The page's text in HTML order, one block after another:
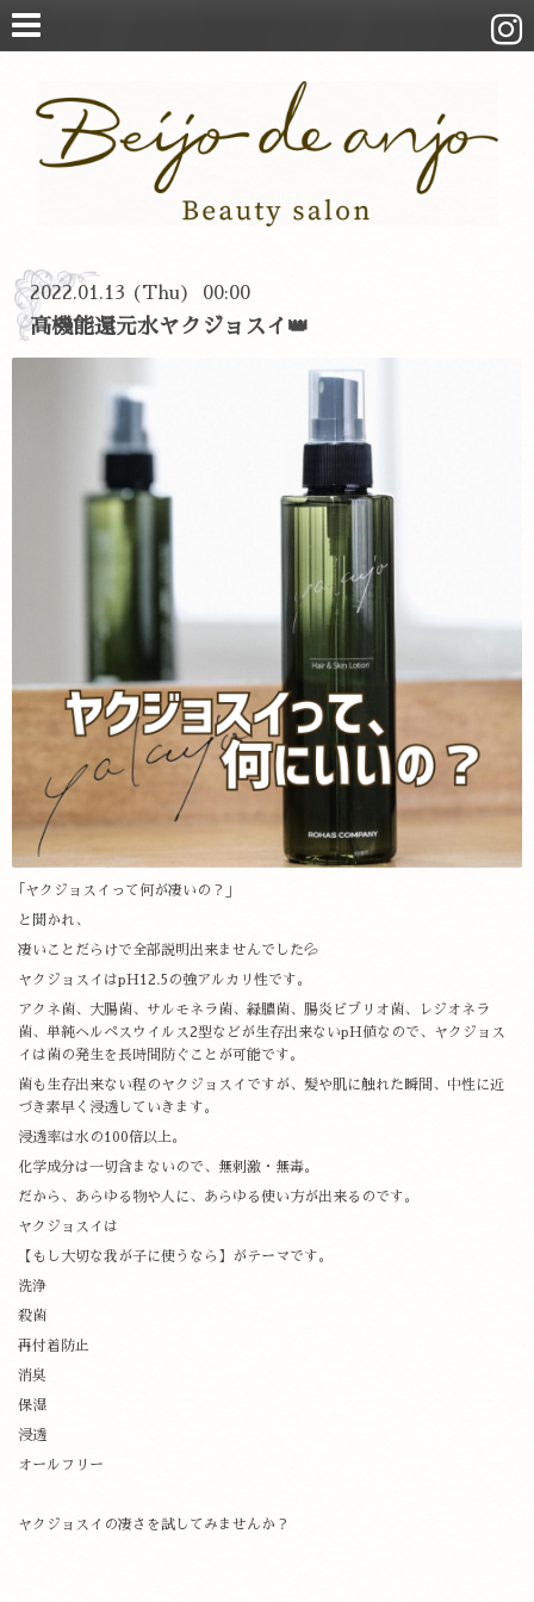
2022.01.13 (Thu) 00:00
高機能還元水ヤクジョスイ👑
｢ヤクジョスイって何が凄いの？」
と聞かれ、
凄いことだらけで全部説明出来ませんでした💦
ヤクジョスイはpH12.5の強アルカリ性です。
アクネ菌、大腸菌、サルモネラ菌、緑膿菌、腸炎ビブリオ菌、レジオネラ
菌、単純ヘルペスウイルス2型などが生存出来ないpH値なので、ヤクジョス
イは菌の発生を長時間防ぐことが可能です。
菌も生存出来ない程のヤクジョスイですが、髪や肌に触れた瞬間、中性に近
づき素早く浸透していきます。
浸透率は水の100倍以上。
化学成分は一切含まないので、無刺激・無毒。
だから、あらゆる物や人に、あらゆる使い方が出来るのです。
ヤクジョスイは
【もし大切な我が子に使うなら】がテーマです。
洗浄
殺菌
再付着防止
消臭
保湿
浸透
オールフリー
ヤクジョスイの凄さを試してみませんか？